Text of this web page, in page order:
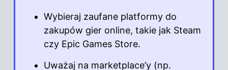
Wybieraj zaufane platformy do
zakupów gier online, takie jak Steam
czy Epic Games Store.
Uważaj na marketplace’y (np.